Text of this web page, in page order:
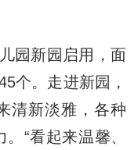
新园启用，面
个。走进新园，
清新淡雅，各种
“看起来温馨、